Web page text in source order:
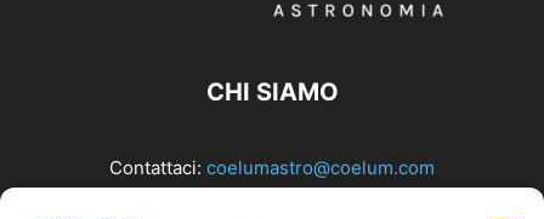
CHI SIAMO
Contattaci: coelumastro@coelum.com